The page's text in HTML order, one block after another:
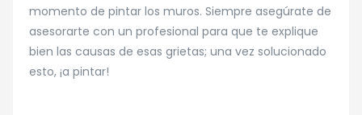
momento de pintar los muros. Siempre asegúrate de
asesorarte con un profesional para que te explique
bien las causas de esas grietas; una vez solucionado
esto, ¡a pintar!